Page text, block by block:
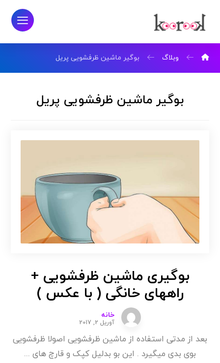
وبلاگ بوگیر ماشین ظرفشویی پریل
بوگیر ماشین ظرفشویی پریل
بوگیری ماشین ظرفشویی +
راههای خانگی ( با عکس )
خانه
آوریل 2, 2017
بعد از مدتی استفاده از ماشین ظرفشویی اصولا ظرفشویی
بوی بدی میگیرد . این بو بدلیل کپک و قارچ های ...